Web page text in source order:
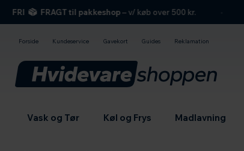
FRI FRAGT til pakkeshop– v/ køb over 500 kr.
Forside Kundeservice Gavekort Guides Reklamation
Vask og Tør Køl og Frys Madlavning